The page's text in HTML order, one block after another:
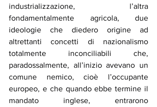
industrializzazione, l’altra
fondamentalmente agricola, due
ideologie che diedero origine ad
altrettanti concetti di nazionalismo
totalmente inconciliabili che,
paradossalmente, all’inizio avevano un
comune nemico, cioè l’occupante
europeo, e che quando ebbe termine il
mandato inglese, entrarono